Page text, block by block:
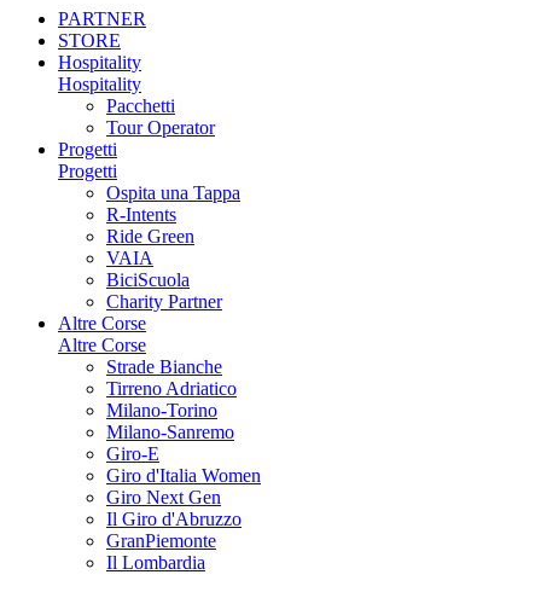
PARTNER
STORE
Hospitality
Hospitality
Pacchetti
Tour Operator
Progetti
Progetti
Ospita una Tappa
R-Intents
Ride Green
VAIA
BiciScuola
Charity Partner
Altre Corse
Altre Corse
Strade Bianche
Tirreno Adriatico
Milano-Torino
Milano-Sanremo
Giro-E
Giro d'Italia Women
Giro Next Gen
Il Giro d'Abruzzo
GranPiemonte
Il Lombardia